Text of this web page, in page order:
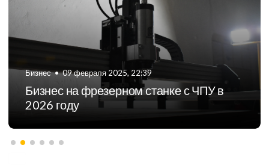
Бизнес • 01 мая 2026, 16:18
G-коды для станков с ЧПУ. Что это
такое?